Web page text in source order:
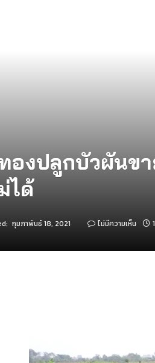
องปลูกบัวผันขา
ได้
กุมภาพันธ์ 18, 2021 ไม่มีความเห็น